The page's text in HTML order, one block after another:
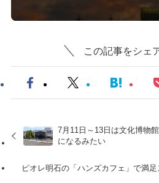
この記事をシェ
7月11日～13日は文化博物
になるみたい
ピオレ明石の「ハンズカフェ」で満